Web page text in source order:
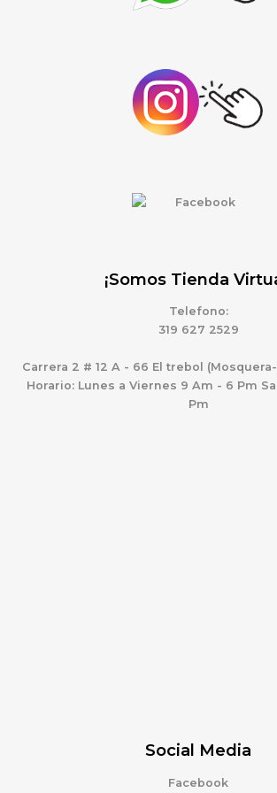
¡Somos Tienda
Telefono:
319 627 2529
Carrera 2 # 12 A - 66 El trebol
Horario: Lunes a Viernes 9 Am - 6 Pm
Pm
Social Media
Facebook